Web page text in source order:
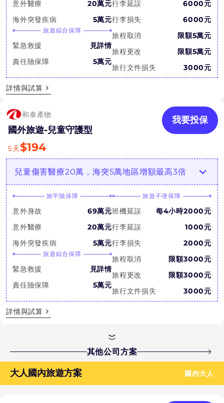
意外醫療
20萬元
海外突發疾病
5萬元
旅遊綜合保障
緊急救援
見詳情
責任險保障
5萬元
行李延誤
6000元
行李損失
6000元
旅程取消
限額5萬元
旅程更改
限額5萬元
旅行文件損失
3000元
詳情與試算
和泰產物
國外旅遊-兒童守護型
我要投保
5天$194
兒童傷害醫療20萬，海突5萬地區增額最高3倍
旅平險保障
意外身故
69萬元
意外醫療
20萬元
海外突發疾病
5萬元
旅遊綜合保障
緊急救援
見詳情
責任險保障
5萬元
旅遊不便保障
班機延誤
每4小時2000元
行李延誤
1000元
行李損失
2000元
旅程取消
限額3000元
旅程更改
限額3000元
旅行文件損失
3000元
詳情與試算
其他公司方案
大人國內旅遊方案 國內大人